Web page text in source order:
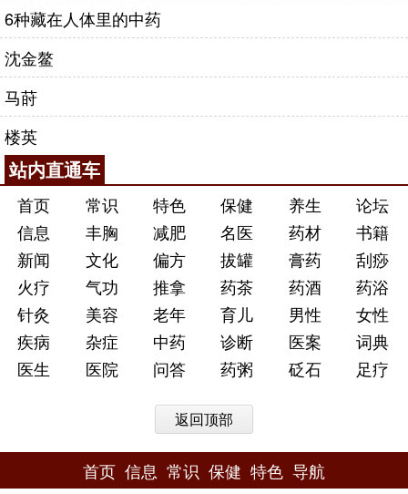
6种藏在人体里的中药
沈金鳌
马莳
楼英
站内直通车
首页 常识 特色 保健 养生
论坛
信息
丰胸 减肥 名医 药材
书籍
新闻
文化 偏方 拔罐 膏药
刮痧
火疗
气功 推拿 药茶 药酒
药浴
针灸
美容 老年 育儿 男性
女性
疾病
杂症 中药 诊断 医案
词典
医生
医院 问答 药粥 砭石 足疗
返回顶部
首页 信息 常识 保健 特色 导航